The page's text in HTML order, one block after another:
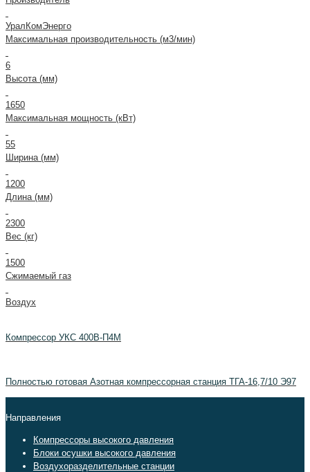
УралКомЭнерго
Максимальная производительность (м3/мин)
6
Высота (мм)
1650
Максимальная мощность (кВт)
55
Ширина (мм)
1200
Длина (мм)
2300
Вес (кг)
1500
Сжимаемый газ
Воздух
Компрессор УКС 400В-П4М
Полностью готовая Азотная компрессорная станция ТГА-16,7/10 Э97
Направления
Компрессоры высокого давления
Блоки осушки высокого давления
Воздухоразделительные станции